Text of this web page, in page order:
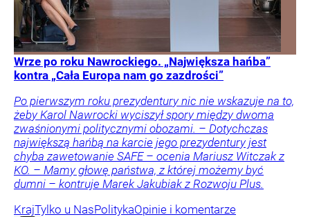
Wrze po roku Nawrockiego. „Największa hańba”
kontra „Cała Europa nam go zazdrości”
Po pierwszym roku prezydentury nic nie wskazuje na to,
żeby Karol Nawrocki wyciszył spory między dwoma
zwaśnionymi politycznymi obozami. – Dotychczas
największą hańbą na karcie jego prezydentury jest
chyba zawetowanie SAFE – ocenia Mariusz Witczak z
KO. – Mamy głowę państwa, z której możemy być
dumni – kontruje Marek Jakubiak z Rozwoju Plus.
KrajTylko u NasPolitykaOpinie i komentarze